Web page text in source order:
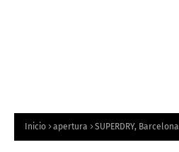
Inicio apertura SUPERDRY, Barcelona